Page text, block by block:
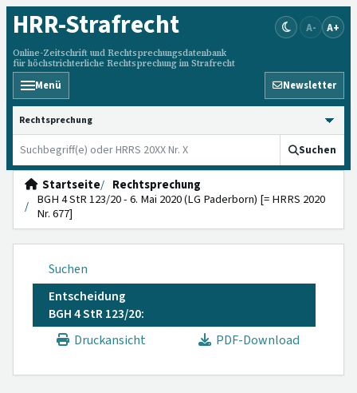
HRR-Strafrecht
Online-Zeitschrift und Rechtsprechungsdatenbank
für höchstrichterliche Rechtsprechung im Strafrecht
A- A+
Menü Newsletter
HRRS durchsuchen
Suchen
Startseite
Rechtsprechung
BGH 4 StR 123/20 - 6. Mai 2020 (LG Paderborn) [= HRRS 2020
Nr. 677]
Suchen
Entscheidung
BGH 4 StR 123/20:
Druckansicht
PDF-Download